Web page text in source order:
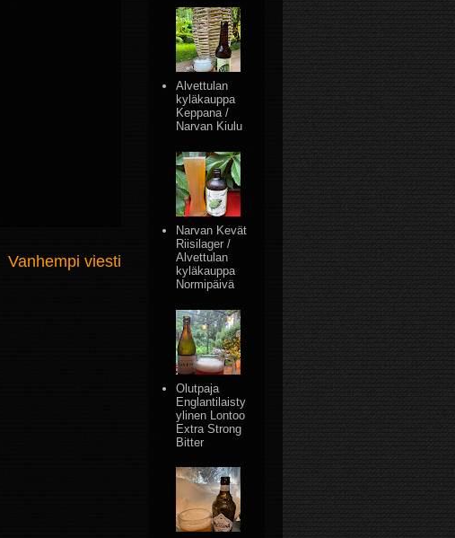
Vanhempi viesti
Alvettulan
kyläkauppa
Keppana /
Narvan Kiulu
Narvan Kevät
Riisilager /
Alvettulan
kyläkauppa
Normipäivä
Olutpaja
Englantilaisty
ylinen Lontoo
Extra Strong
Bitter